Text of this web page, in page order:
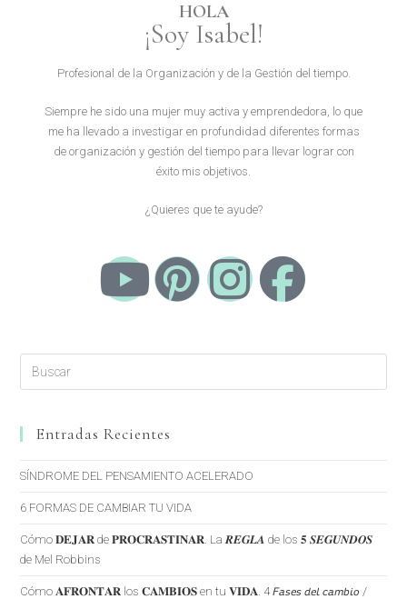
HOLA
¡Soy Isabel!
Profesional de la Organización y de la Gestión del tiempo.
Siempre he sido una mujer muy activa y emprendedora, lo que
me ha llevado a investigar en profundidad diferentes formas
de organización y gestión del tiempo para llevar lograr con
éxito mis objetivos.
¿Quieres que te ayude?
Entradas Recientes
SÍNDROME DEL PENSAMIENTO ACELERADO
6 FORMAS DE CAMBIAR TU VIDA
Cómo 𝐃𝐄𝐉𝐀𝐑 de 𝐏𝐑𝐎𝐂𝐑𝐀𝐒𝐓𝐈𝐍𝐀𝐑. La 𝑹𝑬𝑮𝑳𝑨 de los 𝟓 𝑺𝑬𝑮𝑼𝑵𝑫𝑶𝑺
de Mel Robbins
Cómo 𝐀𝐅𝐑𝐎𝐍𝐓𝐀𝐑 los 𝐂𝐀𝐌𝐁𝐈𝐎𝐒 en tu 𝐕𝐈𝐃𝐀. 4 𝘍𝘢𝘴𝘦𝘴 𝘥𝘦𝘭 𝘤𝘢𝘮𝘣𝘪𝘰 /